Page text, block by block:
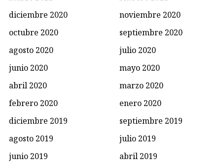
diciembre 2020
noviembre 2020
octubre 2020
septiembre 2020
agosto 2020
julio 2020
junio 2020
mayo 2020
abril 2020
marzo 2020
febrero 2020
enero 2020
diciembre 2019
septiembre 2019
agosto 2019
julio 2019
junio 2019
abril 2019